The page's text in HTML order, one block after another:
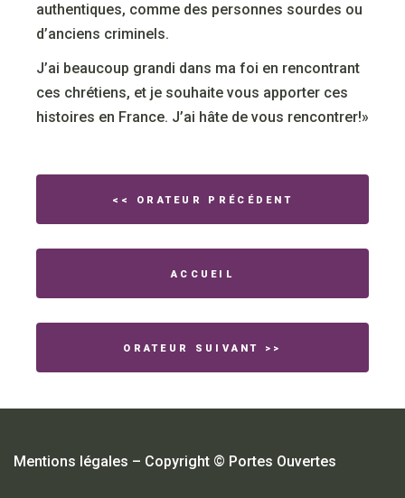
authentiques, comme des personnes sourdes ou
d’anciens criminels.
J’ai beaucoup grandi dans ma foi en rencontrant
ces chrétiens, et je souhaite vous apporter ces
histoires en France. J’ai hâte de vous rencontrer!»
<< ORATEUR PRÉCÉDENT
ACCUEIL
ORATEUR SUIVANT >>
Mentions légales – Copyright © Portes Ouvertes